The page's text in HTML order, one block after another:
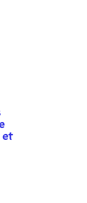
et